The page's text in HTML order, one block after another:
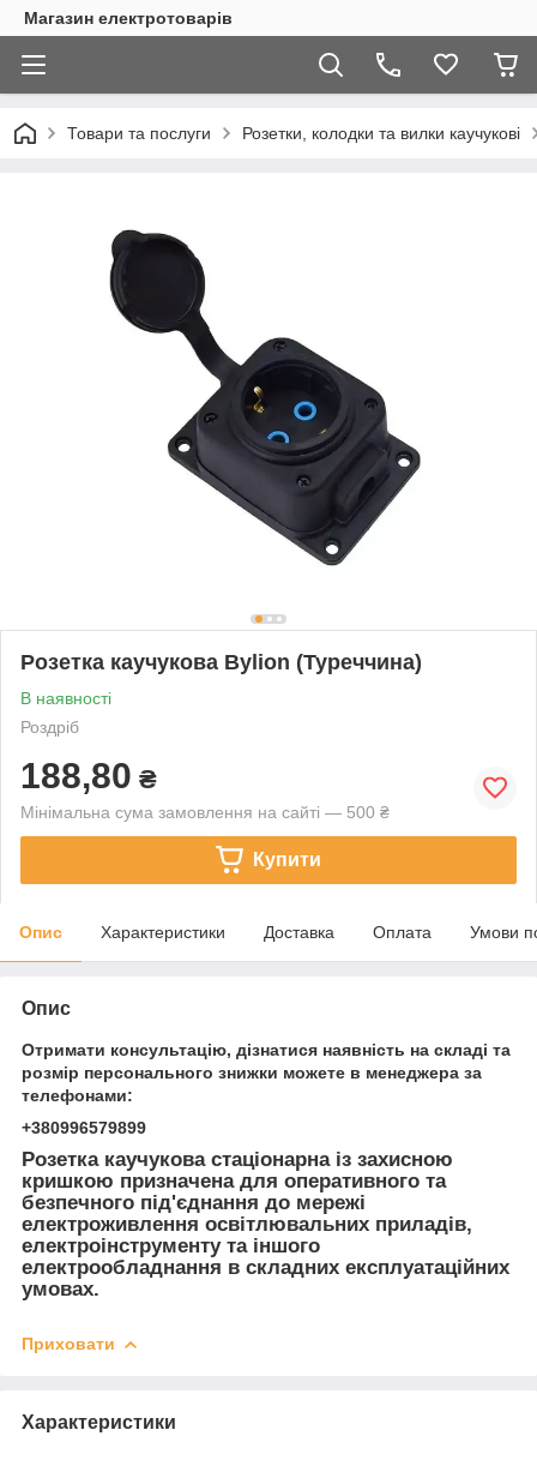
Магазин електротоварів
Товари та послуги Розетки, колодки та вилки каучукові
Розетка каучукова Bylion (Туреччина)
В наявності
Роздріб
188,80 ₴
Мінімальна сума замовлення на сайті — 500 ₴
Купити
Опис Характеристики Доставка Оплата Умови
Опис
Отримати консультацію, дізнатися наявність на складі та
розмір персонального знижки можете в менеджера за
телефонами:
+380996579899
Розетка каучукова стаціонарна із захисною
кришкою призначена для оперативного та
безпечного під'єднання до мережі
електроживлення освітлювальних приладів,
електроінструменту та іншого
електрообладнання в складних експлуатаційних
умовах.
Приховати
Характеристики